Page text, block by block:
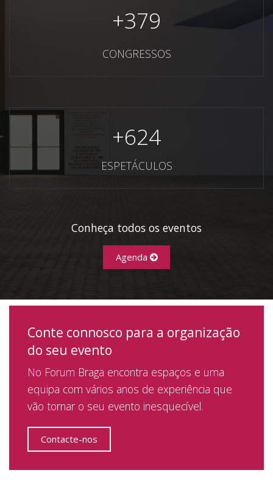
+379
CONGRESSOS
+624
ESPETÁCULOS
Conheça todos os eventos
Agenda
Conte connosco para a organização
do seu evento
No Forum Braga encontra espaços e uma
equipa com vários anos de experiência que
vão tornar o seu evento inesquecível.
Contacte-nos